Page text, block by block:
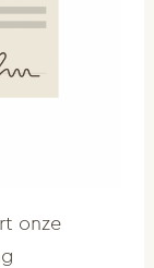
onze